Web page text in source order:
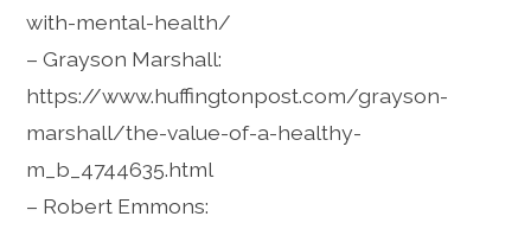
with-mental-health/
– Grayson Marshall:
https://www.huffingtonpost.com/grayson-
marshall/the-value-of-a-healthy-
m_b_4744635.html
– Robert Emmons: